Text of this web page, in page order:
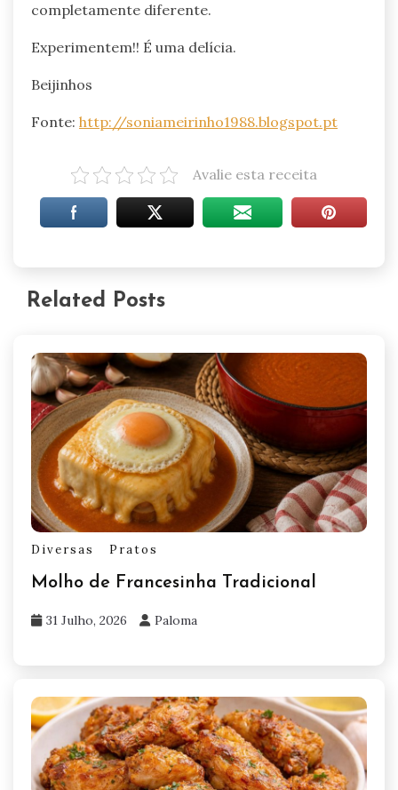
completamente diferente.
Experimentem!! É uma delícia.
Beijinhos
Fonte: http://soniameirinho1988.blogspot.pt
Avalie esta receita
Related Posts
Diversas Pratos
Molho de Francesinha Tradicional
31 Julho, 2026 Paloma